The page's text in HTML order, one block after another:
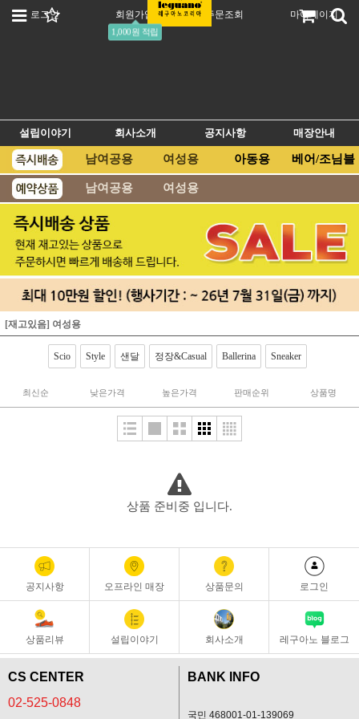
로그인 회원가입
1,000원 적립
주문조회 마이페이지
설립이야기 회사소개 공지사항 매장안내
남여공용 여성용 아동용 베어/조님블
남여공용 여성용
[재고있음] 여성용
Scio Style 샌달 정장&Casual Ballerina Sneaker
최신순 낮은가격 높은가격 판매순위 상품명
상품 준비중 입니다.
공지사항 오프라인 매장 상품문의 로그인
상품리뷰 설립이야기 회사소개 레구아노 블로그
CS CENTER
02-525-0848
BANK INFO
국민 468001-01-139069